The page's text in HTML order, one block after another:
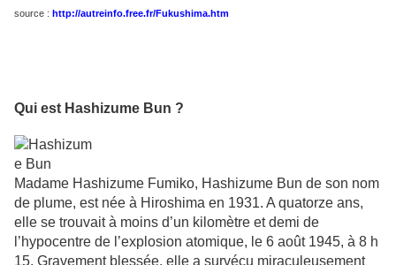
source : http://autreinfo.free.fr/Fukushima.htm
Qui est Hashizume Bun ?
Madame Hashizume Fumiko, Hashizume Bun de son nom
de plume, est née à Hiroshima en 1931. A quatorze ans,
elle se trouvait à moins d’un kilomètre et demi de
l’hypocentre de l’explosion atomique, le 6 août 1945, à 8 h
15. Gravement blessée, elle a survécu miraculeusement